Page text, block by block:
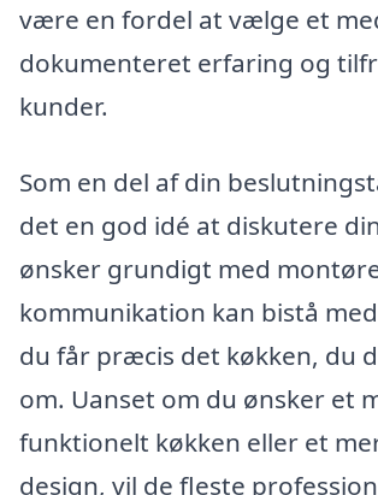
være en fordel at vælge et
dokumenteret erfaring og
kunder.
Som en del af din
det en god idé at diskutere
ønsker grundigt med
kommunikation kan bistå
du får præcis det køkken, du
om. Uanset om du ønsker et
funktionelt køkken eller et
design, vil de fleste